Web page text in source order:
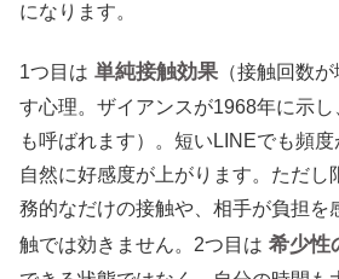
になります。
1つ目は 単純接触効果 （接触回数
す心理。ザイアンスが1968年に示し
も呼ばれます）。短いLINEでも頻度
自然に好感度が上がります。ただし
務的なだけの接触や、相手が負担を
触では効きません。2つ目は 希少性